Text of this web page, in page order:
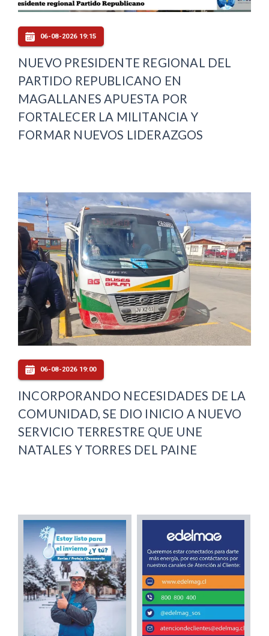
06-08-2026 19:15
NUEVO PRESIDENTE REGIONAL DEL
PARTIDO REPUBLICANO EN
MAGALLANES APUESTA POR
FORTALECER LA MILITANCIA Y
FORMAR NUEVOS LIDERAZGOS
06-08-2026 19:00
INCORPORANDO NECESIDADES DE LA
COMUNIDAD, SE DIO INICIO A NUEVO
SERVICIO TERRESTRE QUE UNE
NATALES Y TORRES DEL PAINE